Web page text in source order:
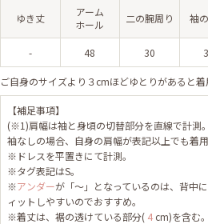
ゆき丈
アーム
ホール
二の腕周り 袖
- 48 30
ご自身のサイズより３cmほどゆとりがあると着
【補足事項】
(※1)肩幅は袖と身頃の切替部分を直線で計測。
袖なしの場合、自身の肩幅が表記以上でも着用
※ドレスを平置きにて計測。
※タグ表記はS。
※アンダーが「～」となっているのは、背中
ィットしやすいのでおすすめ。
※着丈は、裾の透けている部分( 4 cm)を含む。